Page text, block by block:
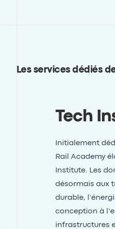
Les services dédiés
Tech
Initialement
Rail Academy
Institute. Les
désormais aux
durable,
conception à
infrastructures